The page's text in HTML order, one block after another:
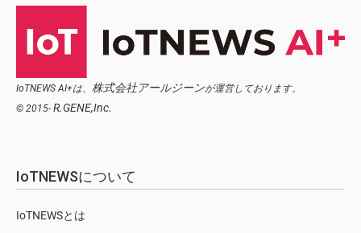
IoTNEWS AI+は、 株式会社アールジーンが運営しております。
© 2015- R.GENE,Inc.
IoTNEWSについて
IoTNEWSとは